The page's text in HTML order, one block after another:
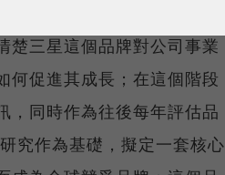
楚三星這個品牌對公司事業
何促進其成長；在這個階段
，同時作為往後每年評估品
究作為基礎，擬定一套核心